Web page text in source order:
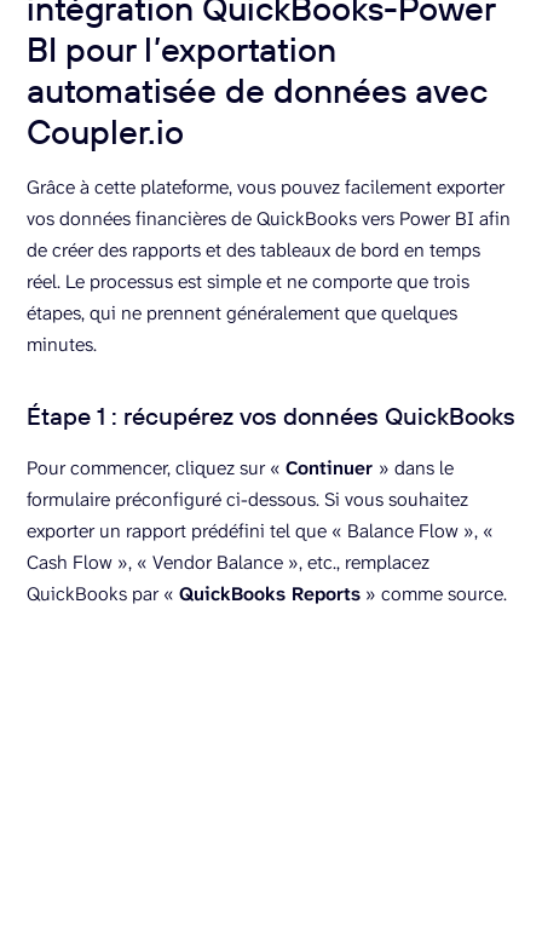
BI pour l’exportation
automatisée de données avec
Coupler.io
Grâce à cette plateforme, vous pouvez facilement exporter
vos données financières de QuickBooks vers Power BI afin
de créer des rapports et des tableaux de bord en temps
réel. Le processus est simple et ne comporte que trois
étapes, qui ne prennent généralement que quelques
minutes.
Étape 1 : récupérez vos données QuickBooks
Pour commencer, cliquez sur « Continuer » dans le
formulaire préconfiguré ci-dessous. Si vous souhaitez
exporter un rapport prédéfini tel que « Balance Flow », «
Cash Flow », « Vendor Balance », etc., remplacez
QuickBooks par « QuickBooks Reports » comme source.